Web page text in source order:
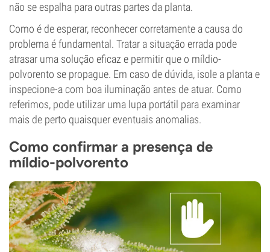
não se espalha para outras partes da planta.
Como é de esperar, reconhecer corretamente a causa do
problema é fundamental. Tratar a situação errada pode
atrasar uma solução eficaz e permitir que o míldio-
polvorento se propague. Em caso de dúvida, isole a planta e
inspecione-a com boa iluminação antes de atuar. Como
referimos, pode utilizar uma lupa portátil para examinar
mais de perto quaisquer eventuais anomalias.
Como confirmar a presença de
míldio-polvorento